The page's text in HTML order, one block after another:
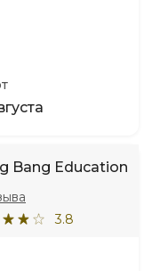
Bang Education
3.8